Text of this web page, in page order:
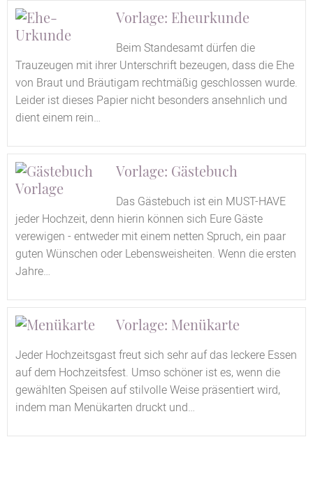
Vorlage: Eheurkunde
Beim Standesamt dürfen die
Trauzeugen mit ihrer Unterschrift bezeugen, dass die Ehe
von Braut und Bräutigam rechtmäßig geschlossen wurde.
Leider ist dieses Papier nicht besonders ansehnlich und
dient einem rein…
Vorlage: Gästebuch
Das Gästebuch ist ein MUST-HAVE
jeder Hochzeit, denn hierin können sich Eure Gäste
verewigen - entweder mit einem netten Spruch, ein paar
guten Wünschen oder Lebensweisheiten. Wenn die ersten
Jahre…
Vorlage: Menükarte
Jeder Hochzeitsgast freut sich sehr auf das leckere Essen
auf dem Hochzeitsfest. Umso schöner ist es, wenn die
gewählten Speisen auf stilvolle Weise präsentiert wird,
indem man Menükarten druckt und…